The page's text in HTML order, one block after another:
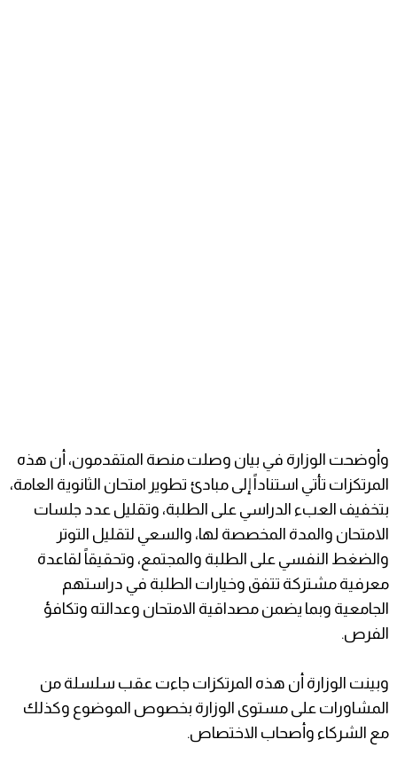
وأوضحت الوزارة في بيان وصلت منصة المتقدمون، أن هذه
المرتكزات تأتي استناداً إلى مبادئ تطوير امتحان الثانوية العامة،
بتخفيف العبء الدراسي على الطلبة، وتقليل عدد جلسات
الامتحان والمدة المخصصة لها، والسعي لتقليل التوتر
والضغط النفسي على الطلبة والمجتمع، وتحقيقاً لقاعدة
معرفية مشتركة تتفق وخيارات الطلبة في دراستهم
الجامعية وبما يضمن مصداقية الامتحان وعدالته وتكافؤ
الفرص.
وبينت الوزارة أن هذه المرتكزات جاءت عقب سلسلة من
المشاورات على مستوى الوزارة بخصوص الموضوع وكذلك
مع الشركاء وأصحاب الاختصاص.